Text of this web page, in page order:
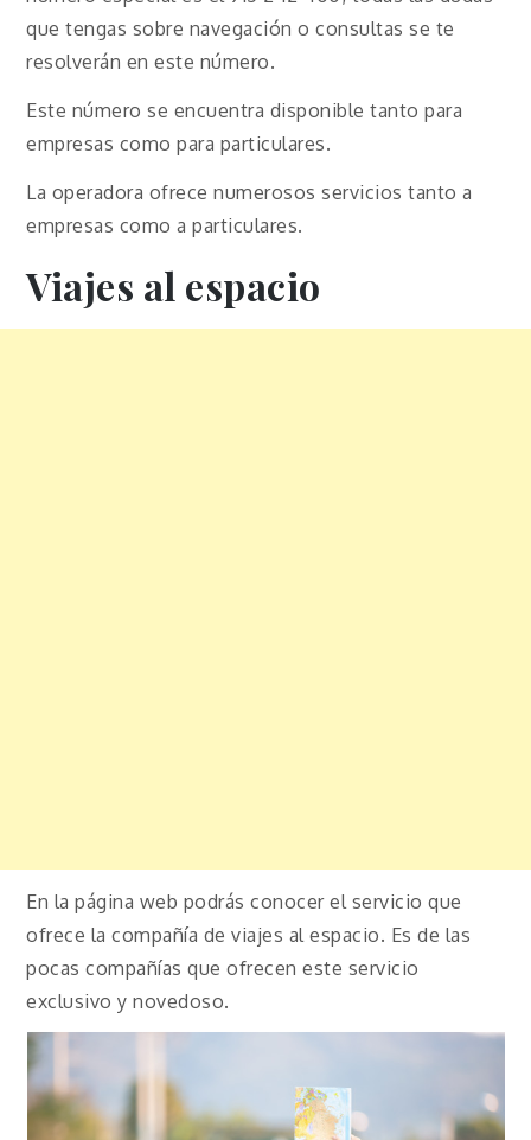
que tengas sobre navegación o consultas se te
resolverán en este número.
Este número se encuentra disponible tanto para
empresas como para particulares.
La operadora ofrece numerosos servicios tanto a
empresas como a particulares.
Viajes al espacio
En la página web podrás conocer el servicio que
ofrece la compañía de viajes al espacio. Es de las
pocas compañías que ofrecen este servicio
exclusivo y novedoso.